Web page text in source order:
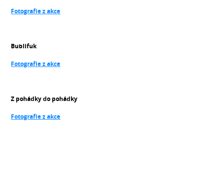
Fotografie z akce
Bublifuk
Fotografie z akce
Z pohádky do pohádky
Fotografie z akce